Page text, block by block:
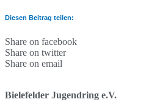
Diesen Beitrag teilen:
Share on facebook
Share on twitter
Share on email
Bielefelder Jugendring e.V.